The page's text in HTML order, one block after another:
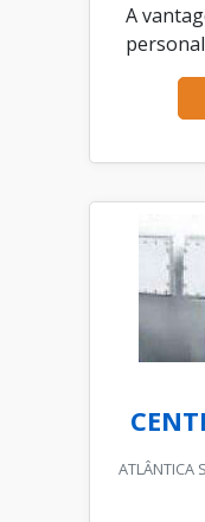
A
ATLÂNTICA